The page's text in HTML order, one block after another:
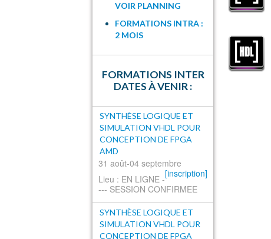
VOIR PLANNING
FORMATIONS INTRA :
2 MOIS
FORMATIONS INTER
DATES À VENIR :
SYNTHÈSE LOGIQUE ET
SIMULATION VHDL POUR
CONCEPTION DE FPGA
AMD
31 août-04 septembre
[inscription]
Lieu : EN LIGNE -
--- SESSION CONFIRMEE
SYNTHÈSE LOGIQUE ET
SIMULATION VHDL POUR
CONCEPTION DE FPGA